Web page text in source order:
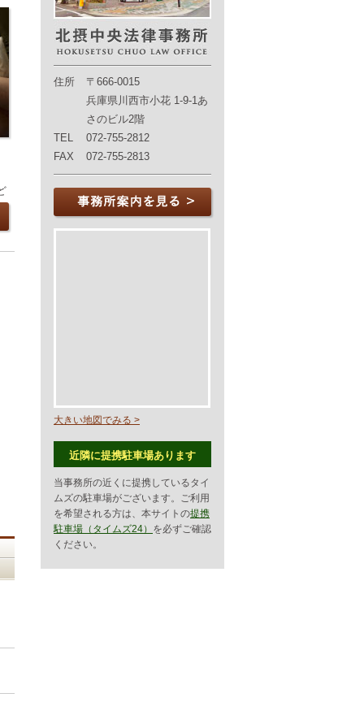
住所
〒666-0015
兵庫県川西市小花 1-9-1あ
さのビル2階
TEL
072-755-2812
FAX
072-755-2813
大きい地図でみる >
近隣に提携駐車場あります
当事務所の近くに提携しているタイ
ムズの駐車場がございます。ご利用
を希望される方は、本サイトの提携
駐車場（タイムズ24） を必ずご確認
ください。